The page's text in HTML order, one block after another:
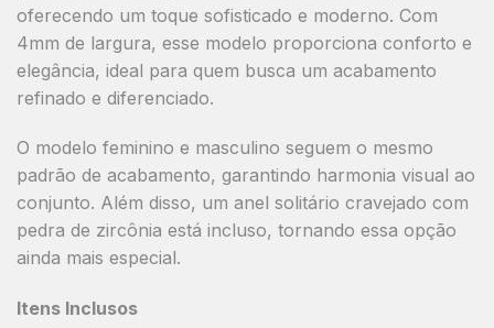
oferecendo um toque sofisticado e moderno. Com
4mm de largura, esse modelo proporciona conforto e
elegância, ideal para quem busca um acabamento
refinado e diferenciado.
O modelo feminino e masculino seguem o mesmo
padrão de acabamento, garantindo harmonia visual ao
conjunto. Além disso, um anel solitário cravejado com
pedra de zircônia está incluso, tornando essa opção
ainda mais especial.
Itens Inclusos